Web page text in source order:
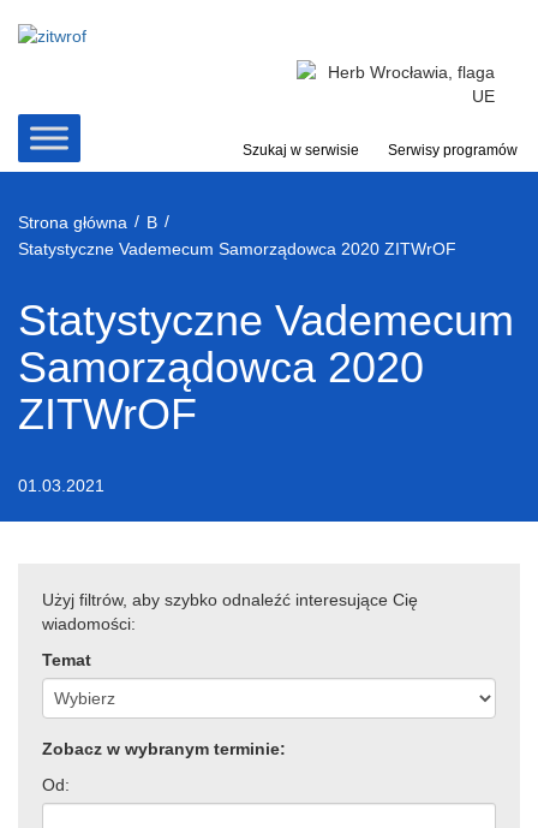
Szukaj w serwisie Serwisy programów
Strona główna / B /
Statystyczne Vademecum Samorządowca 2020 ZITWrOF
Statystyczne Vademecum
Samorządowca 2020
ZITWrOF
01.03.2021
Użyj filtrów, aby szybko odnaleźć interesujące Cię
wiadomości:
Temat
Zobacz w wybranym terminie:
Od: